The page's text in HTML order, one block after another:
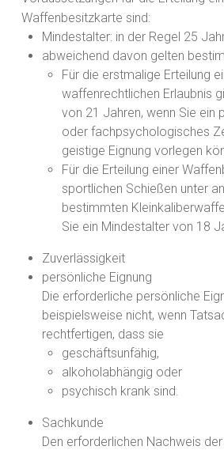
Waffenbesitzkarte sind:
Mindestalter: in der Regel 25
abweichend davon gelten
Für die erstmalige Erteilung
waffenrechtlichen Erlaubnis
von 21 Jahren, wenn Sie ein
oder fachpsychologisches
geistige Eignung vorlegen
Für die Erteilung einer
sportlichen Schießen unter
bestimmten
Sie ein Mindestalter von 18
Zuverlässigkeit
persönliche Eignung
Die erforderliche persönliche
beispielsweise nicht, wenn
rechtfertigen, dass sie
geschäftsunfähig,
alkoholabhängig oder
psychisch krank sind.
Sachkunde
Den erforderlichen Nachweis